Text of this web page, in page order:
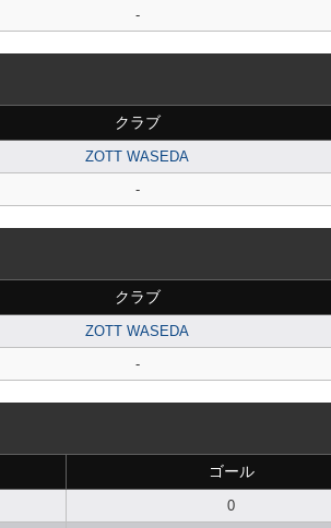
-
クラブ
ZOTT WASEDA
-
クラブ
ZOTT WASEDA
-
ゴール
0